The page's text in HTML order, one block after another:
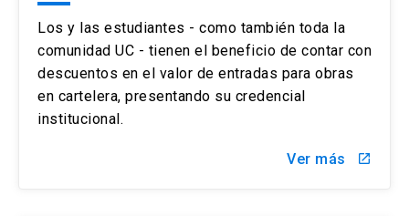
Los y las estudiantes - como también toda la
comunidad UC - tienen el beneficio de contar con
descuentos en el valor de entradas para obras
en cartelera, presentando su credencial
institucional.
Ver más launch